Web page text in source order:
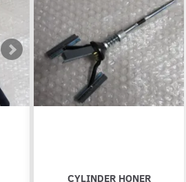
CYLINDER HONER